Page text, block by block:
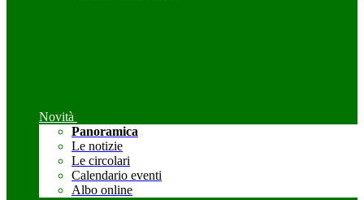
Novità
Panoramica
Le notizie
Le circolari
Calendario eventi
Albo online